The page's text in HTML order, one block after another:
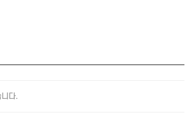
다.